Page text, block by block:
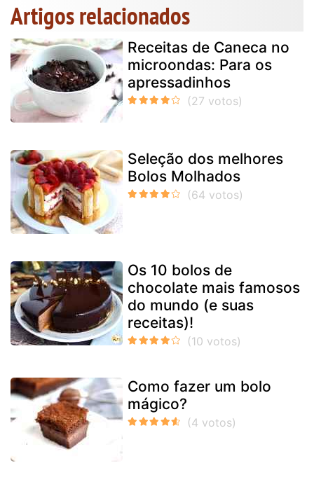
Artigos relacionados
Receitas de Caneca no
microondas: Para os
apressadinhos
Seleção dos melhores
Bolos Molhados
Os 10 bolos de
chocolate mais famosos
do mundo (e suas
receitas)!
Como fazer um bolo
mágico?